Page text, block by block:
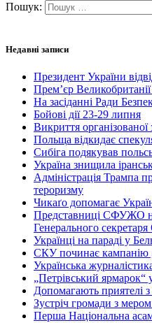
Пошук:
Недавні записи
Президент України
Прем’єр
На засіданні Ради
Бойові дії 23-29 липня
Викриття
Польща відкидає
Сибіга подякував
Україна знищила
Адміністрація Трампа
тероризму
Чикаґо допомагає
Представниці СФУЖО
Генерального
Українці на параді у
СКУ починає кампанію
Українська
„Петрівський ярмарок“
Допомагають приятелі
Зустріч громади з мером
Перша Національна